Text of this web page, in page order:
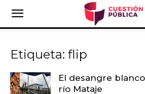
Etiqueta: flip
El desangre
río Mataje